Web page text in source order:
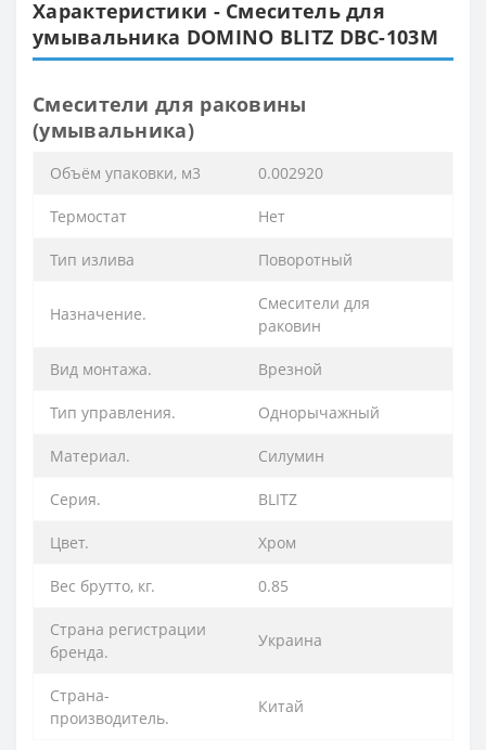
Характеристики - Смеситель для
умывальника DOMINO BLITZ DBC-103M
Смесители для раковины
(умывальника)
Объём упаковки, м3 0.002920
Термостат Нет
Тип излива Поворотный
Назначение.
Смесители для
раковин
Вид монтажа. Врезной
Тип управления. Однорычажный
Материал. Силумин
Серия. BLITZ
Цвет. Хром
Вес брутто, кг. 0.85
Страна регистрации
бренда.
Украина
Страна-
производитель.
Китай